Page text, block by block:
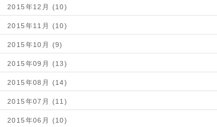
2015年12月 (10)
2015年11月 (10)
2015年10月 (9)
2015年09月 (13)
2015年08月 (14)
2015年07月 (11)
2015年06月 (10)